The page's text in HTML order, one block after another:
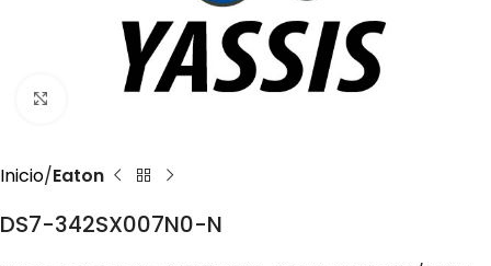
Click to enlarge
Inicio Eaton
DS7-342SX007N0-N